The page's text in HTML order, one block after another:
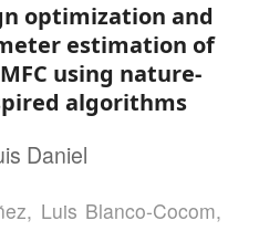
optimization and
estimation of
using nature-
algorithms
Daniel
, Luis Blanco-Cocom,